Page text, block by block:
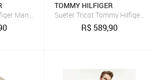
Manga Longa Tricot Wcc Signature Crew
TOMMY HILFIGER
Suéter Tricot Tommy Hilfiger
R$ 589,90